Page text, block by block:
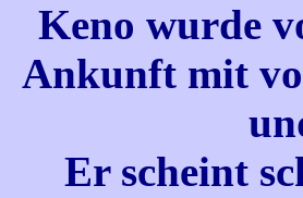
Keno wurde
Ankunft mit
Er scheint